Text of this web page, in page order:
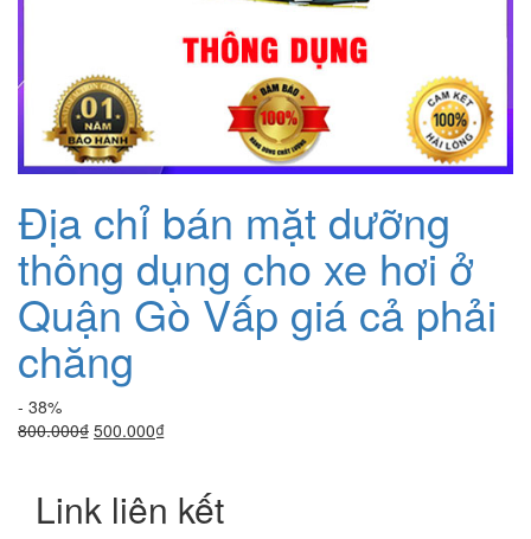
Địa chỉ bán mặt dưỡng
thông dụng cho xe hơi ở
Quận Gò Vấp giá cả phải
chăng
- 38%
800.000₫ Giá
800.000₫.
500.000₫Giá
là:
500.000₫.
Link liên kết